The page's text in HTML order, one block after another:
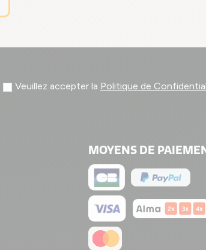
Veuillez accepter la Politique de
MOYENS DE